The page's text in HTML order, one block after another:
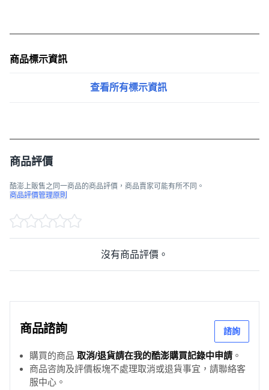
商品標示資訊
查看所有標示資訊
商品評價
酷澎上販售之同一商品的商品評價，商品賣家可能有所不同。
商品評價管理原則
沒有商品評價。
商品諮詢 諮詢
購買的商品 取消/退貨請在我的酷澎購買記錄中申請 。
商品咨詢及評價板塊不處理取消或退貨事宜，請聯絡客
服中心。